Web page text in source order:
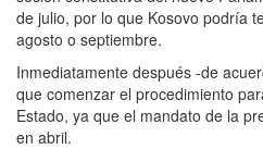
de julio, por lo que Kosovo podría
agosto o septiembre.
Inmediatamente después -de
que comenzar el procedimiento
Estado, ya que el mandato de la
en abril.